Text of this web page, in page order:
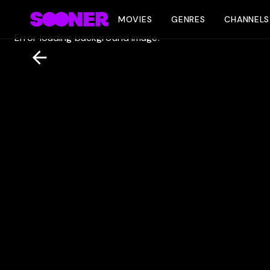
MOVIES GENRES CHANNELS
Error loading background image.